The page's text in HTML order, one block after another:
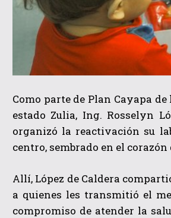
Como parte de Plan Cayapa
estado Zulia, Ing. Rosselyn
organizó la reactivación su
centro, sembrado en el
Allí, López de Caldera
a quienes les transmitió el
compromiso de atender la